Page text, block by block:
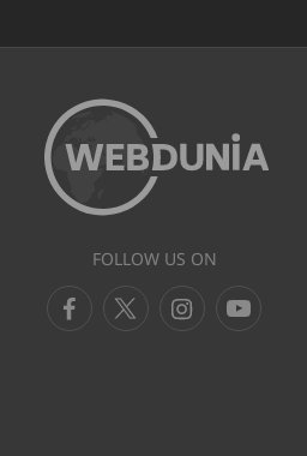
FOLLOW US ON